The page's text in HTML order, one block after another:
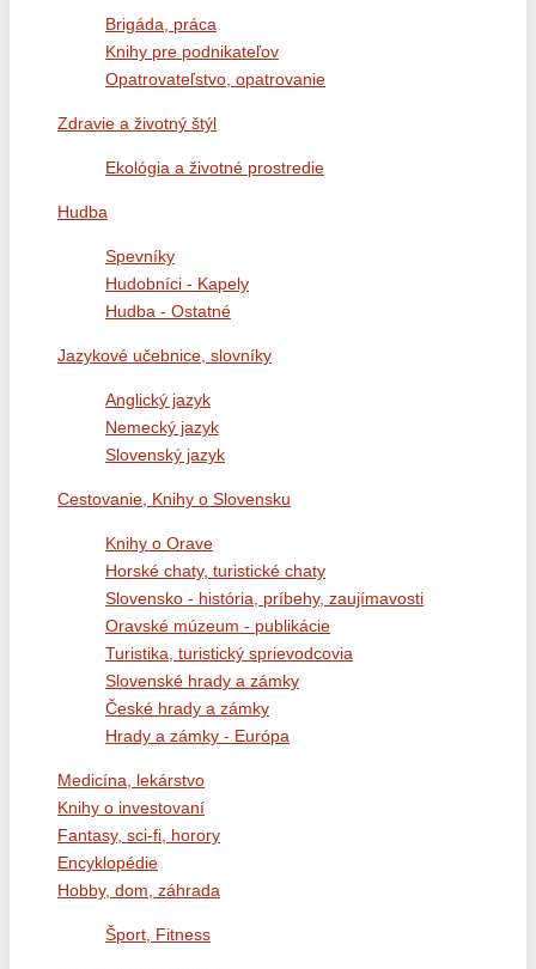
Brigáda, práca
Knihy pre podnikateľov
Opatrovateľstvo, opatrovanie
Zdravie a životný štýl
Ekológia a životné prostredie
Hudba
Spevníky
Hudobníci - Kapely
Hudba - Ostatné
Jazykové učebnice, slovníky
Anglický jazyk
Nemecký jazyk
Slovenský jazyk
Cestovanie, Knihy o Slovensku
Knihy o Orave
Horské chaty, turistické chaty
Slovensko - história, príbehy, zaujímavosti
Oravské múzeum - publikácie
Turistika, turistický sprievodcovia
Slovenské hrady a zámky
České hrady a zámky
Hrady a zámky - Európa
Medicína, lekárstvo
Knihy o investovaní
Fantasy, sci-fi, horory
Encyklopédie
Hobby, dom, záhrada
Šport, Fitness